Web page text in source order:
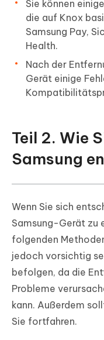
Sie können
die auf Knox
Samsung Pay,
Health.
Nach der
Gerät einige
Teil 2. Wie
Samsung
Wenn Sie sich
Samsung-Gerät zu
folgenden
jedoch vorsichtig
befolgen, da die
Probleme
kann. Außerdem
Sie fortfahren.